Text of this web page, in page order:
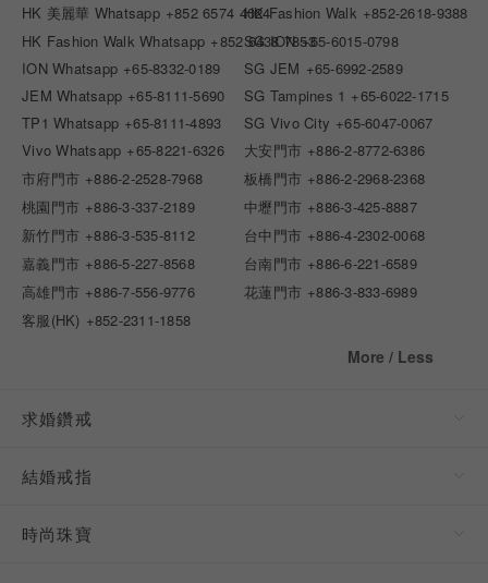
HK 美麗華 Whatsapp +852 6574 4024HK Fashion Walk +852-2618-9388
HK Fashion Walk Whatsapp +852 6438 7853
SG ION +65-6015-0798
ION Whatsapp +65-8332-0189 SG JEM +65-6992-2589
JEM Whatsapp +65-8111-5690 SG Tampines 1 +65-6022-1715
TP1 Whatsapp +65-8111-4893 SG Vivo City +65-6047-0067
Vivo Whatsapp +65-8221-6326 大安門市 +886-2-8772-6386
市府門市 +886-2-2528-7968 板橋門市 +886-2-2968-2368
桃園門市 +886-3-337-2189 中壢門市 +886-3-425-8887
新竹門市 +886-3-535-8112 台中門市 +886-4-2302-0068
嘉義門市 +886-5-227-8568 台南門市 +886-6-221-6589
高雄門市 +886-7-556-9776 花蓮門市 +886-3-833-6989
客服(HK) +852-2311-1858
More / Less
求婚鑽戒
結婚戒指
時尚珠寶